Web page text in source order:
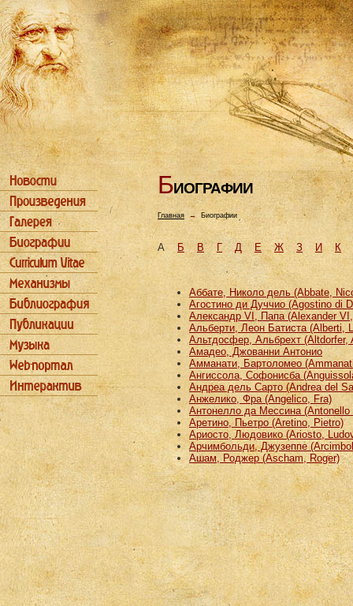
БИОГРАФИИ
Главная→ Биографии
АБ В Г Д Е Ж З И К
Аббате, Николо дель (Abbate,
Агостино ди Дуччио (Agostino di
Александр VI, Папа (Alexander
Альберти, Леон Батиста (Alberti,
Альтдосфер, Альбрехт (Altdorfer,
Амадео, Джованни Антонио
Амманати, Бартоломео
Ангиссола, Софонисба
Андреа дель Сарто (Andrea del
Анжелико, Фра (Angelico, Fra)
Антонелло да Мессина (Antonello
Аретино, Пьетро (Aretino, Pietro)
Ариосто, Людовико (Ariosto,
Арчимбольди, Джузеппе
Ашам, Роджер (Ascham, Roger)